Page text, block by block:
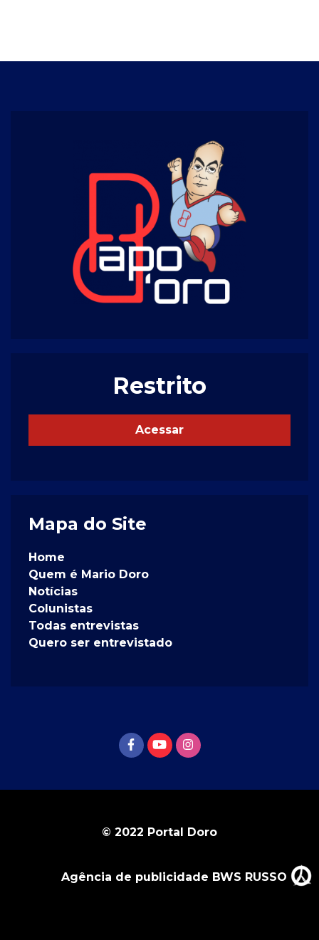
Restrito
Acessar
Mapa do Site
Home
Quem é Mario Doro
Notícias
Colunistas
Todas entrevistas
Quero ser entrevistado
© 2022 Portal Doro
Agência de publicidade BWS RUSSO